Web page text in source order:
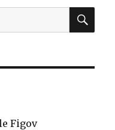
Figov